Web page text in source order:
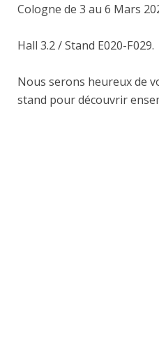
Cologne de 3 au 6 Mars
Hall 3.2 / Stand E020-F029.
Nous serons heureux de
stand pour découvrir